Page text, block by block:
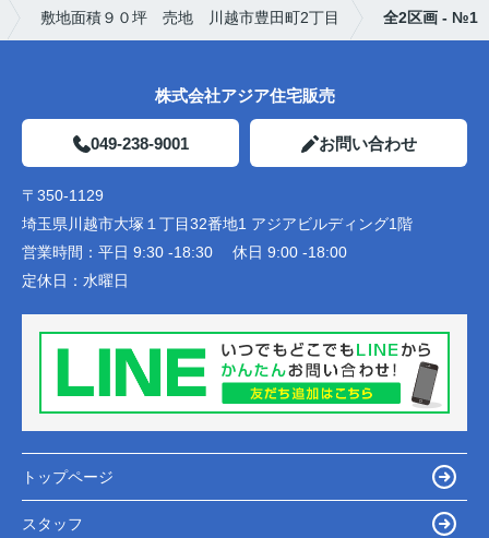
敷地面積９０坪 売地 川越市豊田町2丁目 全2区画 - №1
株式会社アジア住宅販売
049-238-9001 お問い合わせ
〒350-1129
埼玉県川越市大塚１丁目32番地1 アジアビルディング1階
営業時間： 平日 9:30 -18:30 休日 9:00 -18:00
定休日： 水曜日
トップページ
スタッフ